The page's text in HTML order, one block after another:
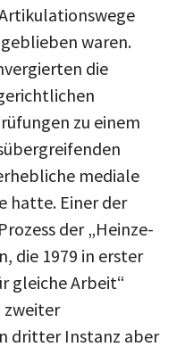
waren.
die
zu einem
mediale
hatte. Einer der
der „Heinze-
die 1979 in erster
gleiche Arbeit“
zweiter
dritter Instanz aber